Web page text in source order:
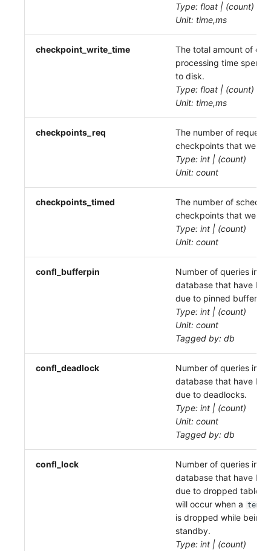
Type: float | (count)
Unit: time,ms
checkpoint_write_time
The total amount of
processing time spent
to disk.
Type: float | (count)
Unit: time,ms
checkpoints_req
The number of
checkpoints that were
Type: int | (count)
Unit: count
checkpoints_timed
The number of
checkpoints that were
Type: int | (count)
Unit: count
confl_bufferpin
Number of queries in
database that have
due to pinned buffers.
Type: int | (count)
Unit: count
Tagged by: db
confl_deadlock
Number of queries in
database that have
due to deadlocks.
Type: int | (count)
Unit: count
Tagged by: db
confl_lock
Number of queries in
database that have
due to dropped
will occur when a
is dropped while being
standby.
Type: int | (count)